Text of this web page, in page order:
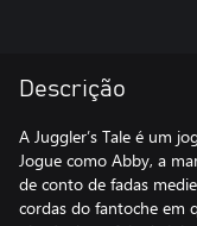
Descrição
A Juggler’s Tale é um
Jogue como Abby, a
de conto de fadas
cordas do fantoche em